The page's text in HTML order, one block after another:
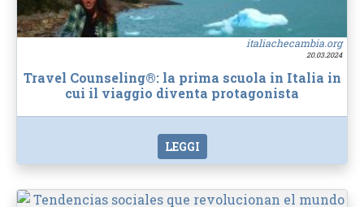
italiachecambia.org
20.03.2024
Travel Counseling®: la prima scuola in Italia in
cui il viaggio diventa protagonista
LEGGI